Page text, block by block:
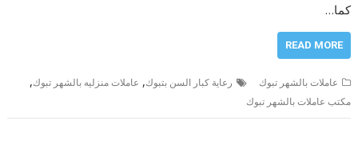
كما…
READ MORE
عاملات بالشهر تبوك رعاية كبار السن بتبوك, عاملات منزليه بالشهر تبوك,
مكتب عاملات بالشهر تبوك